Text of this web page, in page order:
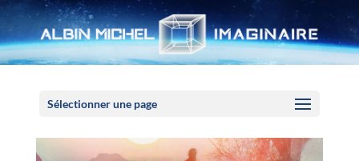
Sélectionner une page
Panneau de gestion des cookies